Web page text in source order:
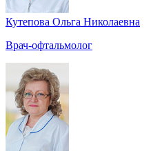
Кутепова Ольга Николаевна
Врач-офтальмолог